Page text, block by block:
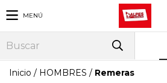
MENÚ
Inicio / HOMBRES / Remeras